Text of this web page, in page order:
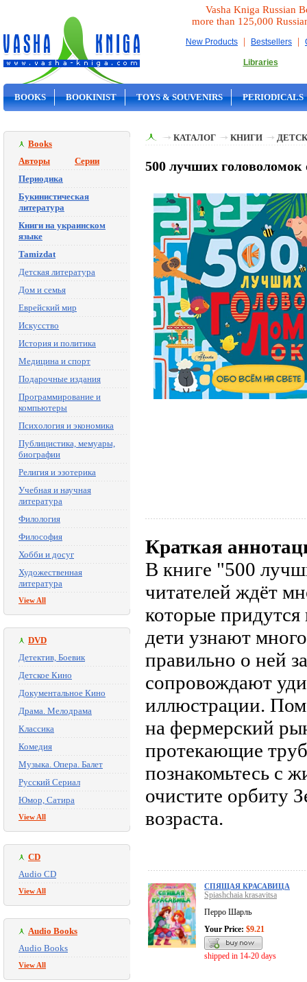
Vasha Kniga Russian
more than 125,000
New Products | Bestsellers |
Libraries
BOOKS BOOKINIST TOYS & SOUVENIRS PERIODICALS
Books
Авторы
Серии
Периодика
Букинистическая
литература
Книги на украинском
языке
Tamizdat
Детская литература
Дом и семья
Еврейский мир
Искусство
История и политика
Медицина и спорт
Подарочные издания
Программирование и
компьютеры
Психология и экономика
Публицистика, мемуары,
биографии
Религия и эзотерика
Учебная и научная
литература
Филология
Философия
Хобби и досуг
Художественная
литература
View All
DVD
Детектив, Боевик
Детское Кино
Документальное Кино
Драма. Мелодрама
Классика
Комедия
Музыка. Опера. Балет
Русский Сериал
Юмор, Сатира
View All
CD
Audio CD
View All
Audio Books
Audio Books
View All
КАТАЛОГ КНИГИ
500 лучших головоломок
Краткая
В книге "500
читателей ждёт
которые
дети узнают
правильно о ней
сопровождают
иллюстрации.
на фермерский
протекающие
познакомьтесь с
очистите орбиту
возраста.
СПЯЩАЯ КРАСАВИЦА
Spiashchaia krasavitsa
Перро Шарль
Your Price: $9.21
shipped in 14-20 days